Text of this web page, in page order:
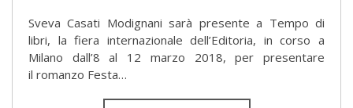
Sveva Casati Modignani sarà presente a Tempo di
libri, la fiera internazionale dell’Editoria, in corso a
Milano dall’8 al 12 marzo 2018, per presentare
il romanzo Festa…